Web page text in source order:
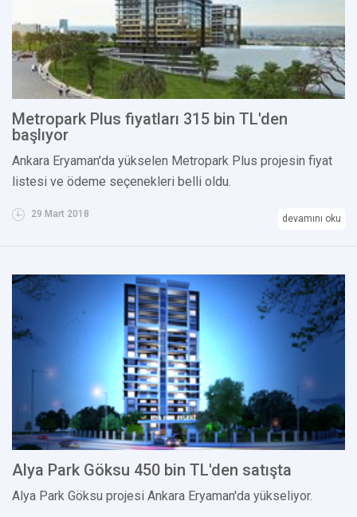
Metropark Plus fiyatları 315 bin TL'den
başlıyor
Ankara Eryaman'da yükselen Metropark Plus projesin fiyat
listesi ve ödeme seçenekleri belli oldu.
29 Mart 2018 devamını oku
Alya Park Göksu 450 bin TL'den satışta
Alya Park Göksu projesi Ankara Eryaman'da yükseliyor.